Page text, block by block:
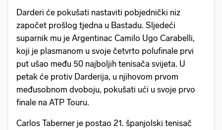
Darderi će pokušati nastaviti pobjednički niz
započet prošlog tjedna u Bastadu. Sljedeći
suparnik mu je Argentinac Camilo Ugo Carabelli,
koji je plasmanom u svoje četvrto polufinale prvi
put ušao među 50 najboljih tenisača svijeta. U
petak će protiv Darderija, u njihovom prvom
međusobnom dvoboju, pokušati ući u svoje prvo
finale na ATP Touru.
Carlos Taberner je postao 21. španjolski tenisač